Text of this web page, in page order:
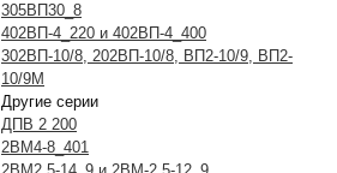
305ВП30_8
402ВП-4_220 и 402ВП-4_400
302ВП-10/8, 202ВП-10/8, ВП2-10/9, ВП2-
10/9М
Другие серии
ДПВ 2 200
2ВМ4-8_401